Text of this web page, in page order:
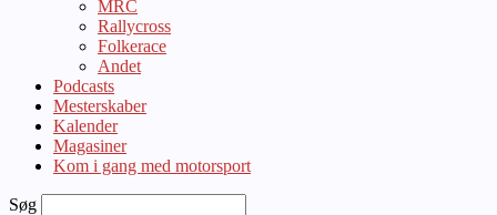
MRC
Rallycross
Folkerace
Andet
Podcasts
Mesterskaber
Kalender
Magasiner
Kom i gang med motorsport
Søg